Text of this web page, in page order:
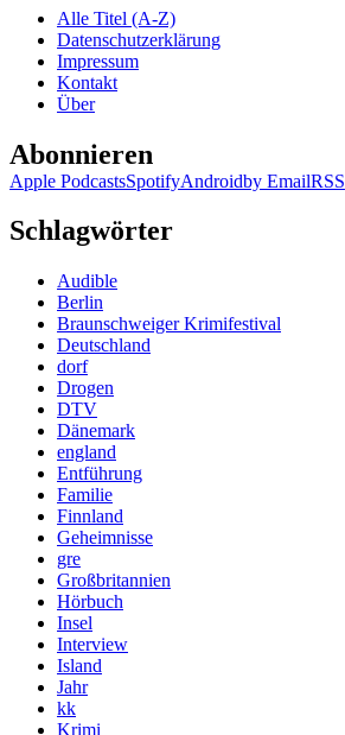
Alle Titel (A-Z)
Datenschutzerklärung
Impressum
Kontakt
Über
Abonnieren
Apple PodcastsSpotifyAndroidby EmailRSS
Schlagwörter
Audible
Berlin
Braunschweiger Krimifestival
Deutschland
dorf
Drogen
DTV
Dänemark
england
Entführung
Familie
Finnland
Geheimnisse
gre
Großbritannien
Hörbuch
Insel
Interview
Island
Jahr
kk
Krimi